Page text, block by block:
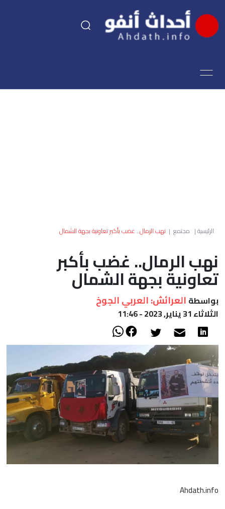
اقتصاد
العالم
أعمدة
الصحراء
الرئيسية| مجتمع | نهب الرمال.. غضب بأكبر تعاونية بجهة الشمال
نهب الرمال.. غضب بأكبر
تعاونية بجهة الشمال
بواسطة العرائش: العربي الجوخ
الثلاثاء 31 يناير, 2023 - 11:46
Ahdath.info